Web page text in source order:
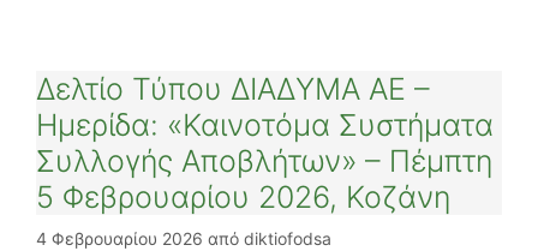
Δελτίο Τύπου ΔΙΑΔΥΜΑ ΑΕ –
Ημερίδα: «Καινοτόμα Συστήματα
Συλλογής Αποβλήτων» – Πέμπτη
5 Φεβρουαρίου 2026, Κοζάνη
4 Φεβρουαρίου 2026 από diktiofodsa